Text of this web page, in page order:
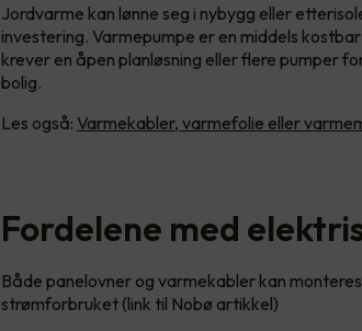
Jordvarme kan lønne seg i nybygg eller
investering. Varmepumpe er en middels
krever en åpen planløsning eller flere pumper
bolig.
Les også: Varmekabler, varmefolie eller
Fordelene med
Både panelovner og varmekabler kan
strømforbruket (link til Nobø artikkel)